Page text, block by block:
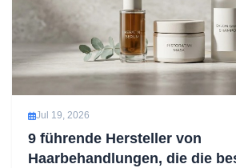
Jul 19, 2026
9 führende Hersteller von
Haarbehandlungen, die die